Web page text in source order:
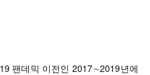
팬데믹 이전인 2017∼2019년에